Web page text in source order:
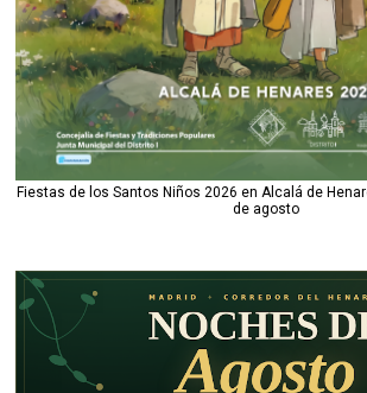
Fiestas de los Santos Niños 2026 en Alcalá de
de agosto